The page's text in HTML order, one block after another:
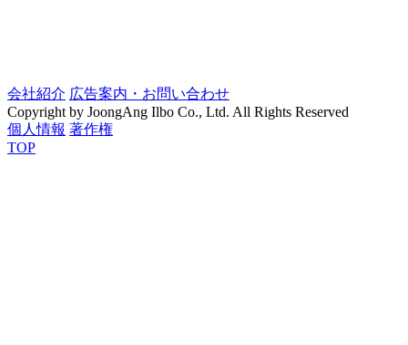
会社紹介 広告案内・お問い合わせ
Copyright by JoongAng Ilbo Co., Ltd. All Rights Reserved
個人情報 著作権
TOP